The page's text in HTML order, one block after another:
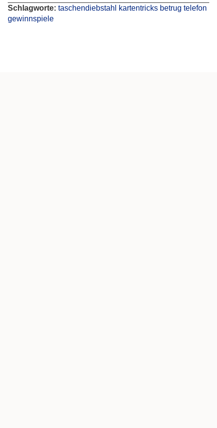
Schlagworte: taschendiebstahl kartentricks betrug telefon
gewinnspiele